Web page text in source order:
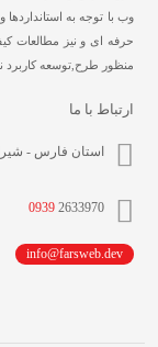
وب با توجه به
حرفه ای و نیز مطالعات
منظور طرح,توسعه کاربرد
ارتباط با ما
استان فارس -
0939 2633970
info@farsweb.dev